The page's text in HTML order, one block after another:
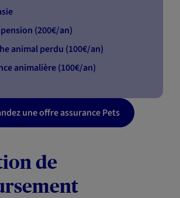
(200€/an)
animal perdu (100€/an)
animalière (100€/an)
une offre assurance Pets
de